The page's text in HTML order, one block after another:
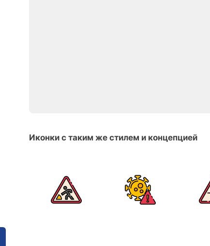
Иконки с таким же стилем и концепцией